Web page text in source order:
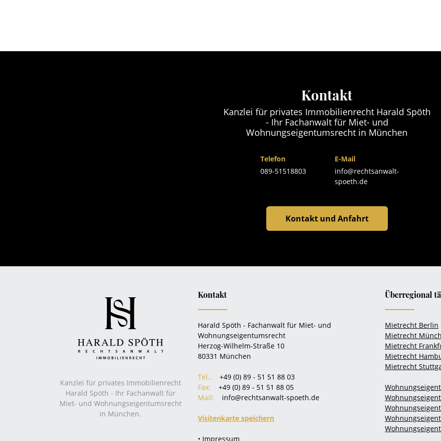
Kontakt
Kanzlei für privates Immobilienrecht Harald Spöth
- Ihr Fachanwalt für Miet- und
Wohnungseigentumsrecht in München
Telefon
089-51518803
E-Mail
info@rechtsanwalt-
spoeth.de
Kontakt und Anfahrt
Kanzlei für privates Immobilienrecht
Harald Spöth - Ihr Fachanwalt für
Miet- und Wohnungseigentumsrecht
in München.
Kontakt
Harald Spöth - Fachanwalt für Miet- und
Wohnungseigentumsrecht
Herzog-Wilhelm-Straße 10
80331 München
Tel.:
+49 (0) 89 - 51 51 88 03
Fax:
+49 (0) 89 - 51 51 88 05
Mail:
info@rechtsanwalt-spoeth.de
Visitenkarte speichern
• Impressum
Überregional
Mietrecht Berlin
Mietrecht
Mietrecht
Mietrecht
Mietrecht